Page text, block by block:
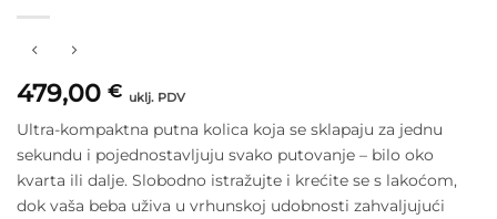
479,00 € uklj. PDV
Ultra-kompaktna putna kolica koja se sklapaju za jednu
sekundu i pojednostavljuju svako putovanje – bilo oko
kvarta ili dalje. Slobodno istražujte i krećite se s lakoćom,
dok vaša beba uživa u vrhunskoj udobnosti zahvaljujući